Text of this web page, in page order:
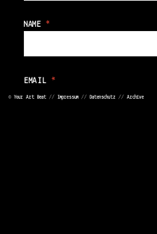
NAME *
EMAIL*
© Your Art Beat // Impressum // Datenschutz // Archive